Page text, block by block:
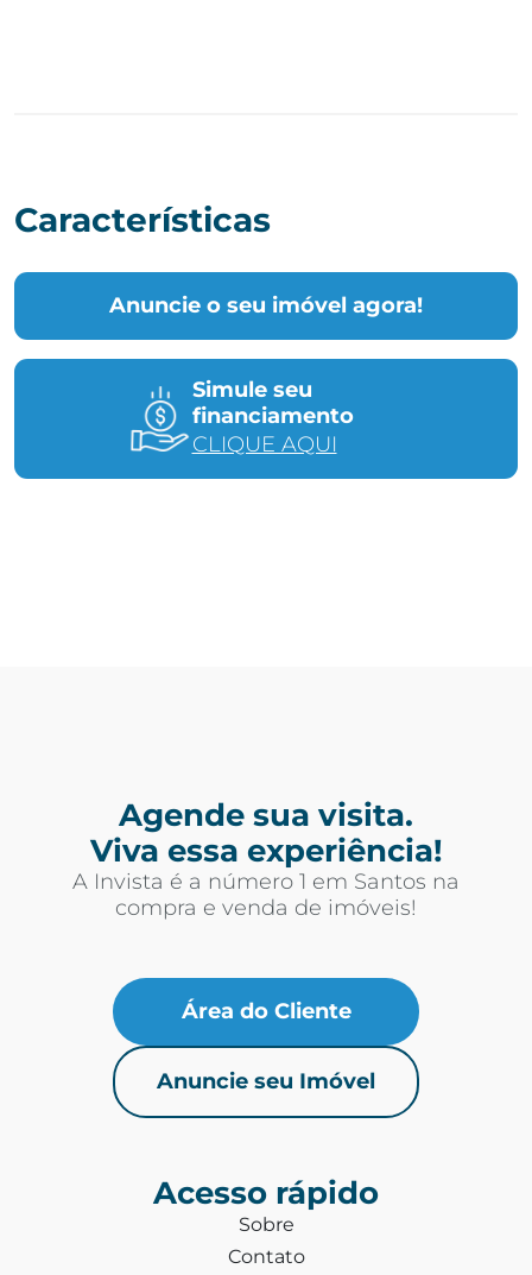
Anuncie o seu imóvel agora!
Simule seu
financiamento
CLIQUE AQUI
Características
Agende sua visita.
Viva essa experiência!
A Invista é a número 1 em Santos na
compra e venda de imóveis!
Área do Cliente
Anuncie seu Imóvel
Acesso rápido
Sobre
Contato